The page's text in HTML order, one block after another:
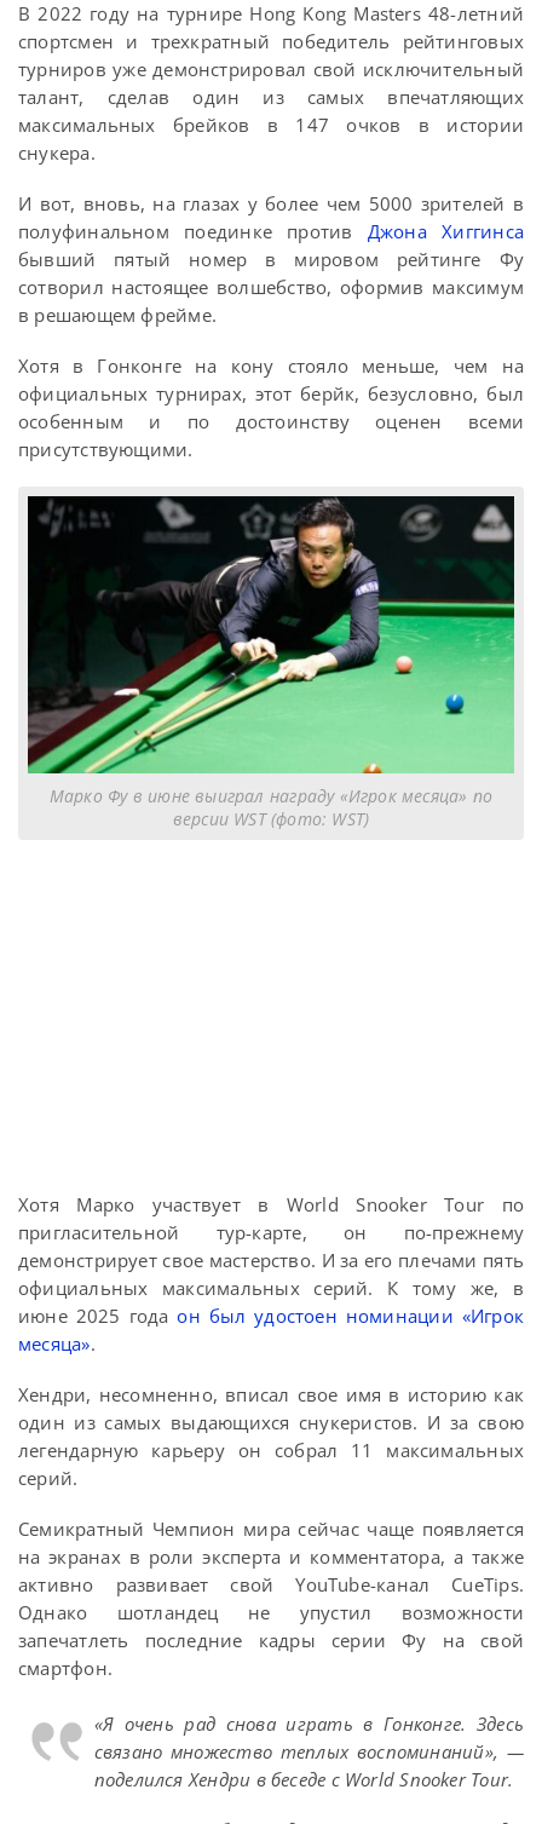
В 2022 году на турнире Hong Kong Masters 48-летний
спортсмен и трехкратный победитель рейтинговых
турниров уже демонстрировал свой исключительный
талант, сделав один из самых впечатляющих
максимальных брейков в 147 очков в истории
снукера.
И вот, вновь, на глазах у более чем 5000 зрителей в
полуфинальном поединке против Джона Хиггинса
бывший пятый номер в мировом рейтинге Фу
сотворил настоящее волшебство, оформив максимум
в решающем фрейме.
Хотя в Гонконге на кону стояло меньше, чем на
официальных турнирах, этот берйк, безусловно, был
особенным и по достоинству оценен всеми
присутствующими.
Марко Фу в июне выиграл награду «Игрок месяца» по
версии WST (фото: WST)
Хотя Марко участвует в World Snooker Tour по
пригласительной тур-карте, он по-прежнему
демонстрирует свое мастерство. И за его плечами пять
официальных максимальных серий. К тому же, в
июне 2025 годаон был удостоен номинации «Игрок
месяца».
Хендри, несомненно, вписал свое имя в историю как
один из самых выдающихся снукеристов. И за свою
легендарную карьеру он собрал 11 максимальных
серий.
Семикратный Чемпион мира сейчас чаще появляется
на экранах в роли эксперта и комментатора, а также
активно развивает свой YouTube-канал CueTips.
Однако шотландец не упустил возможности
запечатлеть последние кадры серии Фу на свой
смартфон.
«Я очень рад снова играть в Гонконге. Здесь
связано множество теплых воспоминаний», —
поделился Хендри в беседе с World Snooker Tour.